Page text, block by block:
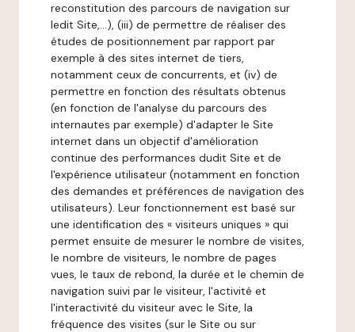
reconstitution des parcours de navigation sur
ledit Site,...), (iii) de permettre de réaliser des
études de positionnement par rapport par
exemple à des sites internet de tiers,
notamment ceux de concurrents, et (iv) de
permettre en fonction des résultats obtenus
(en fonction de l'analyse du parcours des
internautes par exemple) d'adapter le Site
internet dans un objectif d'amélioration
continue des performances dudit Site et de
l'expérience utilisateur (notamment en fonction
des demandes et préférences de navigation des
utilisateurs). Leur fonctionnement est basé sur
une identification des « visiteurs uniques » qui
permet ensuite de mesurer le nombre de visites,
le nombre de visiteurs, le nombre de pages
vues, le taux de rebond, la durée et le chemin de
navigation suivi par le visiteur, l'activité et
l'interactivité du visiteur avec le Site, la
fréquence des visites (sur le Site ou sur